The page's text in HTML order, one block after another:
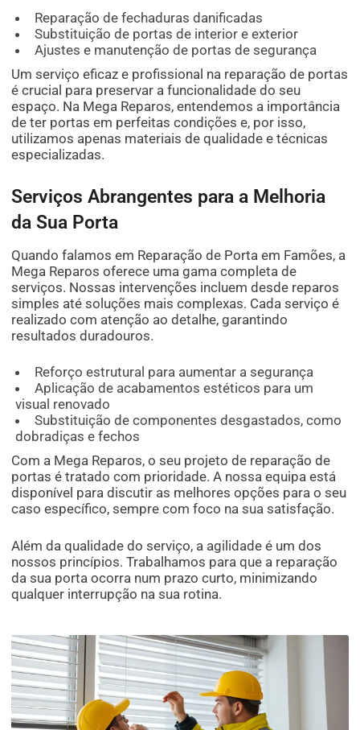
Reparação de fechaduras danificadas
Substituição de portas de interior e exterior
Ajustes e manutenção de portas de segurança
Um serviço eficaz e profissional na reparação de portas
é crucial para preservar a funcionalidade do seu
espaço. Na Mega Reparos, entendemos a importância
de ter portas em perfeitas condições e, por isso,
utilizamos apenas materiais de qualidade e técnicas
especializadas.
Serviços Abrangentes para a Melhoria
da Sua Porta
Quando falamos em Reparação de Porta em Famões, a
Mega Reparos oferece uma gama completa de
serviços. Nossas intervenções incluem desde reparos
simples até soluções mais complexas. Cada serviço é
realizado com atenção ao detalhe, garantindo
resultados duradouros.
Reforço estrutural para aumentar a segurança
Aplicação de acabamentos estéticos para um
visual renovado
Substituição de componentes desgastados, como
dobradiças e fechos
Com a Mega Reparos, o seu projeto de reparação de
portas é tratado com prioridade. A nossa equipa está
disponível para discutir as melhores opções para o seu
caso específico, sempre com foco na sua satisfação.
Além da qualidade do serviço, a agilidade é um dos
nossos princípios. Trabalhamos para que a reparação
da sua porta ocorra num prazo curto, minimizando
qualquer interrupção na sua rotina.